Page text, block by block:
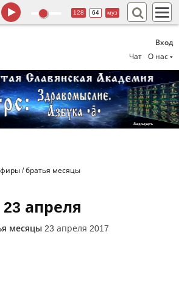
Вход
Чат
О нас
128 64 муз
/братья месяцы
23 апреля
месяцы 23 апреля 2017